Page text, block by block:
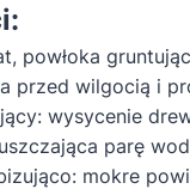
powłoka
przed wilgocią i
wysycenie
parę
mokre